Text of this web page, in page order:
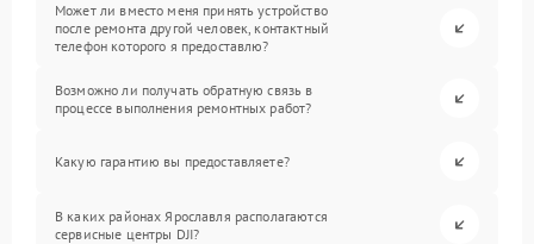
Может ли вместо меня принять устройство
после ремонта другой человек, контактный
телефон которого я предоставлю?
Возможно ли получать обратную связь в
процессе выполнения ремонтных работ?
Какую гарантию вы предоставляете?
В каких районах Ярославля располагаются
сервисные центры DJI?